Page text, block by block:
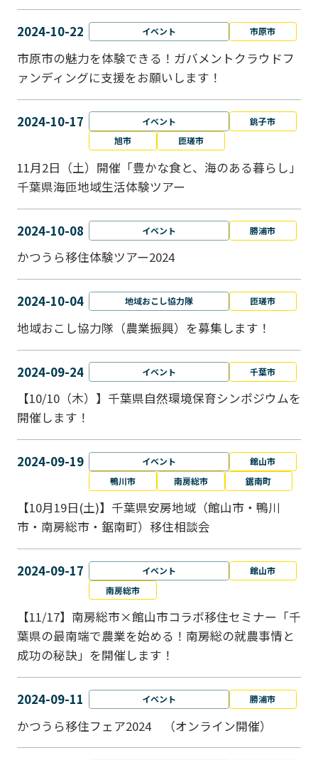
2024-10-22 イベント 市原市
市原市の魅力を体験できる！ガバメントクラウドフ
ァンディングに支援をお願いします！
2024-10-17 イベント
銚子市
旭市
匝瑳市
11月2日（土）開催「豊かな食と、海のある暮らし」
千葉県海匝地域生活体験ツアー
2024-10-08 イベント 勝浦市
かつうら移住体験ツアー2024
2024-10-04 地域おこし協力隊 匝瑳市
地域おこし協⼒隊（農業振興）を募集します！
2024-09-24 イベント 千葉市
【10/10（木）】千葉県自然環境保育シンポジウムを
開催します！
2024-09-19 イベント
館山市
鴨川市
南房総市 鋸南町
【10月19日(土)】千葉県安房地域（館山市・鴨川
市・南房総市・鋸南町）移住相談会
2024-09-17 イベント
館山市
南房総市
【11/17】南房総市×館山市コラボ移住セミナー「千
葉県の最南端で農業を始める！南房総の就農事情と
成功の秘訣」を開催します！
2024-09-11 イベント 勝浦市
かつうら移住フェア2024 （オンライン開催）